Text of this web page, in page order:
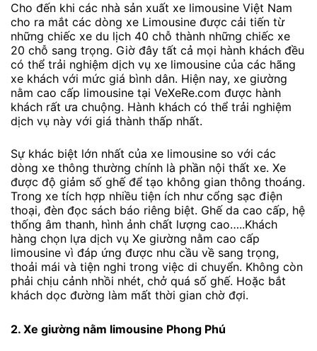
Cho đến khi các nhà sản xuất xe limousine Việt Nam
cho ra mắt các dòng xe Limousine được cải tiến từ
những chiếc xe du lịch 40 chỗ thành những chiếc xe
20 chỗ sang trọng. Giờ đây tất cả mọi hành khách đều
có thể trải nghiệm dịch vụ xe limousine của các hãng
xe khách với mức giá bình dân. Hiện nay, xe giường
nằm cao cấp limousine tại VeXeRe.com được hành
khách rất ưa chuộng. Hành khách có thể trải nghiệm
dịch vụ này với giá thành thấp nhất.
Sự khác biệt lớn nhất của xe limousine so với các
dòng xe thông thường chính là phần nội thất xe. Xe
được độ giảm số ghế để tạo không gian thông thoáng.
Trong xe tích hợp nhiều tiện ích như cổng sạc điện
thoại, đèn đọc sách báo riêng biệt. Ghế da cao cấp, hệ
thống âm thanh, hình ảnh chất lượng cao…..Khách
hàng chọn lựa dịch vụ Xe giường nằm cao cấp
limousine vì đáp ứng được nhu cầu về sang trọng,
thoải mái và tiện nghi trong việc di chuyển. Không còn
phải chịu cảnh nhồi nhét, chở quá số ghế. Hoặc bắt
khách dọc đường làm mất thời gian chờ đợi.
2. Xe giường nằm limousine Phong Phú